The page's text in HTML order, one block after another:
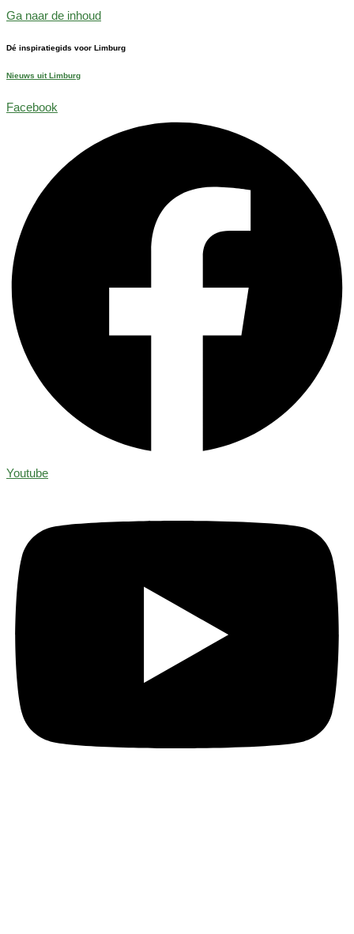
Ga naar de inhoud
Dé inspiratiegids voor Limburg
Nieuws uit Limburg
Facebook
Youtube